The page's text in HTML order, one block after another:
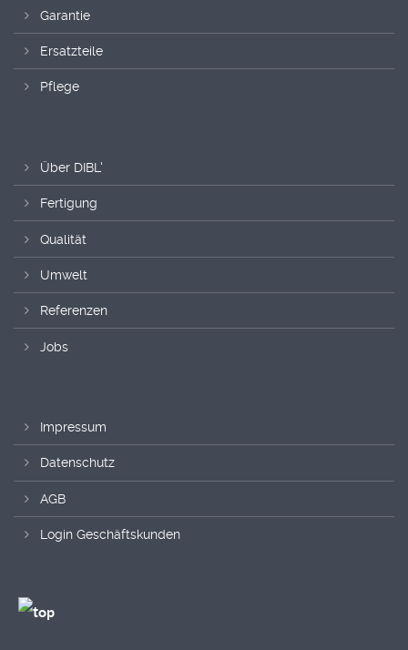
Garantie
Ersatzteile
Pflege
Über DIBL'
Fertigung
Qualität
Umwelt
Referenzen
Jobs
Impressum
Datenschutz
AGB
Login Geschäftskunden